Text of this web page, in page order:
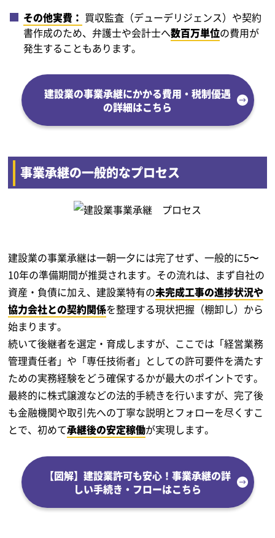
その他実費： 買収監査（デューデリジェンス）や契約
書作成のため、弁護士や会計士へ数百万単位の費用が
発生することもあります。
建設業の事業承継にかかる費用・税制優遇
の詳細はこちら
事業承継の一般的なプロセス
建設業の事業承継は一朝一夕には完了せず、一般的に5〜
10年の準備期間が推奨されます。その流れは、まず自社の
資産・負債に加え、建設業特有の未完成工事の進捗状況や
協力会社との契約関係を整理する現状把握（棚卸し）から
始まります。
続いて後継者を選定・育成しますが、ここでは「経営業務
管理責任者」や「専任技術者」としての許可要件を満たす
ための実務経験をどう確保するかが最大のポイントです。
最終的に株式譲渡などの法的手続きを行いますが、完了後
も金融機関や取引先への丁寧な説明とフォローを尽くすこ
とで、初めて承継後の安定稼働が実現します。
【図解】建設業許可も安心！事業承継の詳
しい手続き・フローはこちら